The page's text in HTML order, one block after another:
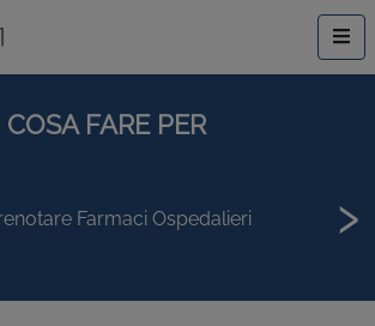
COSA FARE PER
Farmaci Ospedalieri ›